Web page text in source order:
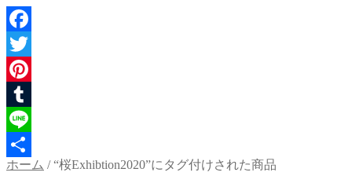
Facebook
Twitter
Pinterest
Tumblr
Line
共
ホーム /“桜Exhibtion2020”にタグ付けされた商品